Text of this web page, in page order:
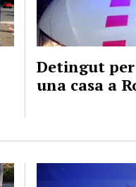
Detingut
una casa a